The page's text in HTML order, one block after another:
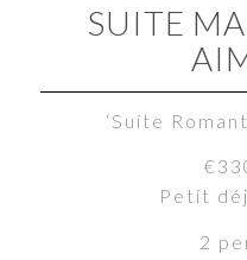
SUITE
‘Suite
Petit
2